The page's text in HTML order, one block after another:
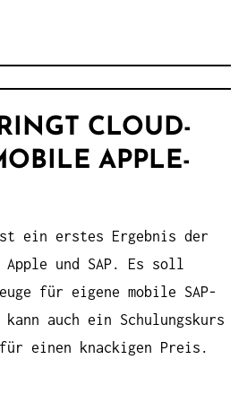
CLOUD-
APPLE-
ein erstes Ergebnis der
und SAP. Es soll
für eigene mobile SAP-
auch ein Schulungskurs
für einen knackigen Preis.